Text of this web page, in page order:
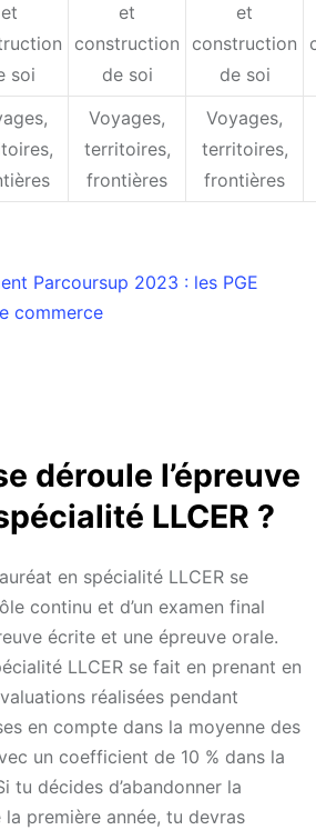
et
soi
et
construction
de soi
et
construction
de soi
Voyages,
territoires,
frontières
Voyages,
territoires,
frontières
Parcoursup 2023 : les PGE
commerce
déroule l’épreuve
LLCER ?
en spécialité LLCER se
continu et d’un examen final
écrite et une épreuve orale.
LLCER se fait en prenant en
réalisées pendant
en compte dans la moyenne des
un coefficient de 10 % dans la
tu décides d’abandonner la
première année, tu devras